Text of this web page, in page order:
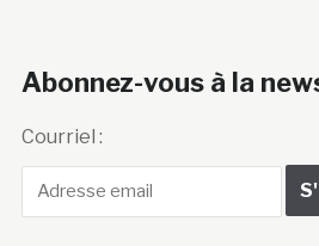
Abonnez-vous à la
Courriel :